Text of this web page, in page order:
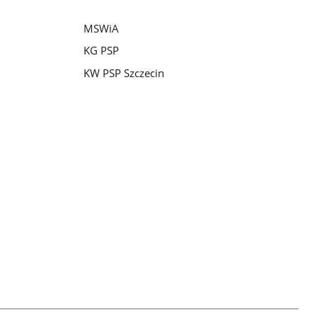
MSWiA
KG PSP
KW PSP Szczecin